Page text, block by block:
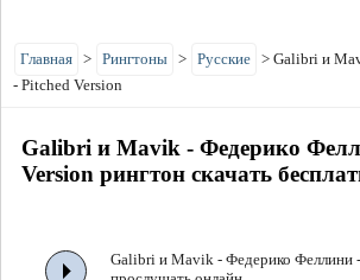
Главная > Рингтоны > Русские > Galibri и
- Pitched Version
Galibri и Mavik - Федерико
Version рингтон скачать
Galibri и Mavik - Федерико Феллини